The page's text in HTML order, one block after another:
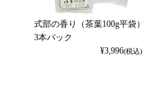
式部の香り（茶葉100g平袋）
3本パック
¥3,996(税込)